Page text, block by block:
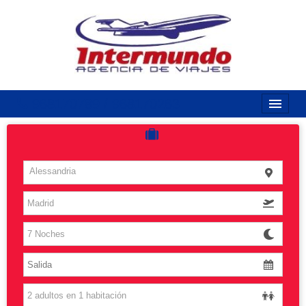
Costas
Vuelos
Islas
Caribe
Grandes Viajes
Alessandria